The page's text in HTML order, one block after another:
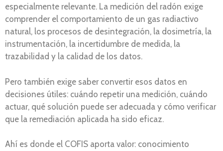
especialmente relevante. La medición del radón exige
comprender el comportamiento de un gas radiactivo
natural, los procesos de desintegración, la dosimetría, la
instrumentación, la incertidumbre de medida, la
trazabilidad y la calidad de los datos.
Pero también exige saber convertir esos datos en
decisiones útiles: cuándo repetir una medición, cuándo
actuar, qué solución puede ser adecuada y cómo verificar
que la remediación aplicada ha sido eficaz.
Ahí es donde el COFIS aporta valor: conocimiento